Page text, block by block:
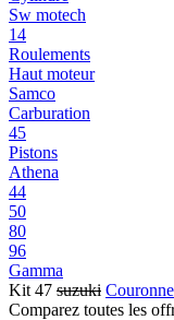
Sw motech
14
Roulements
Haut moteur
Samco
Carburation
45
Pistons
Athena
44
50
80
96
Gamma
Kit 47 suzuki Couronne
Comparez toutes les